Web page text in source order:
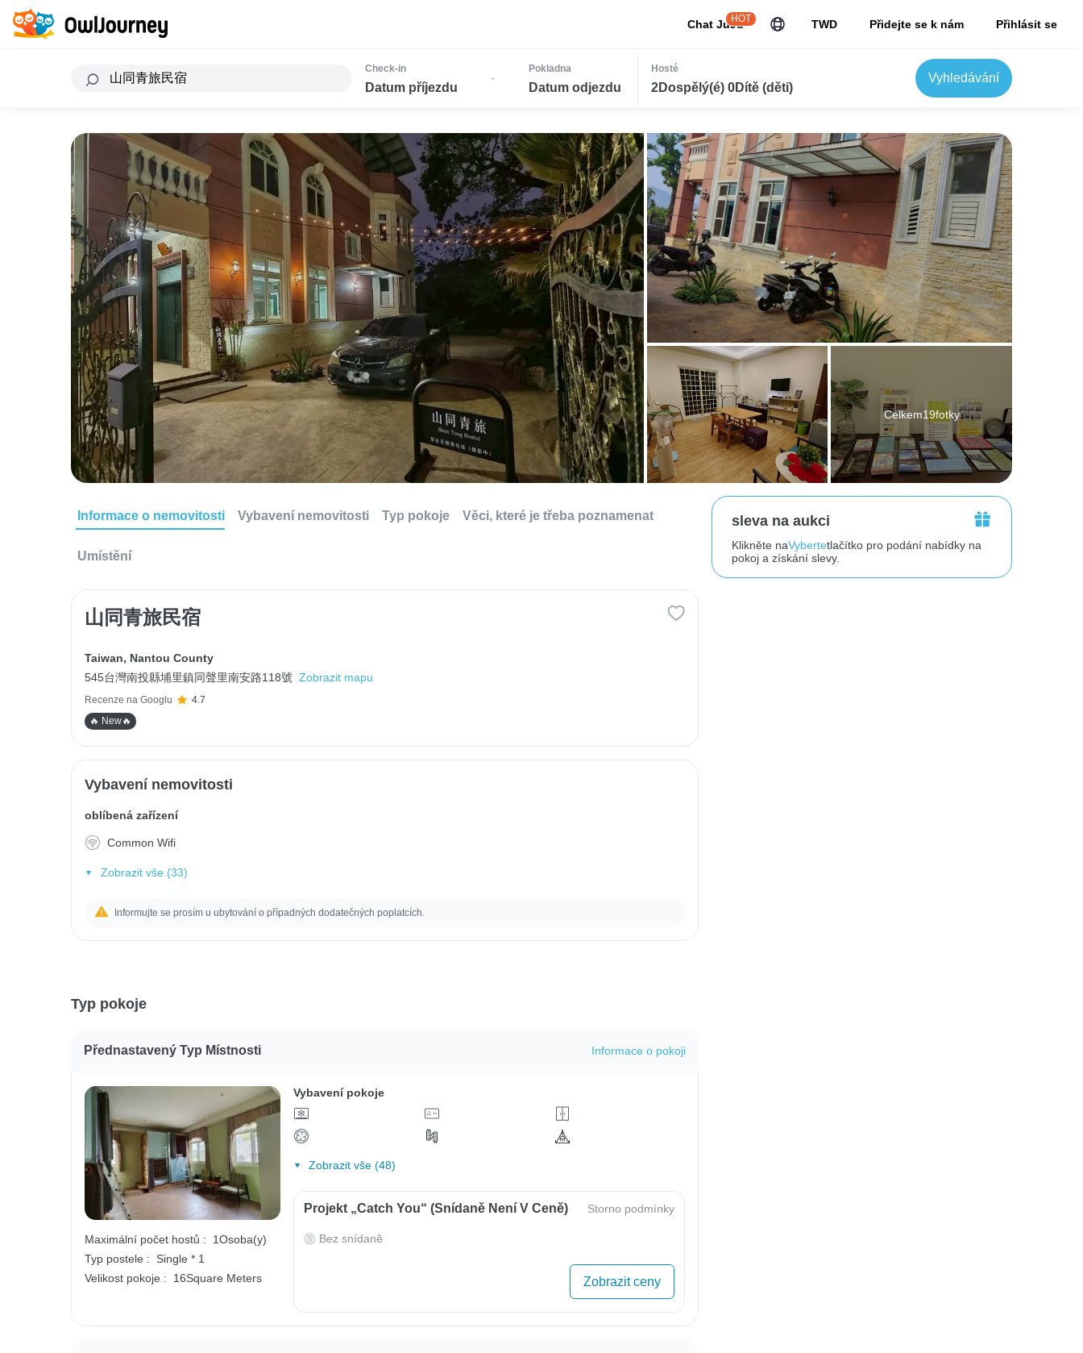
Chat JuJu
HOT TWD Přidejte se k nám Přihlásit se
Check-in
Datum příjezdu
-
Pokladna
Datum odjezdu
Hosté
2Dospělý(é) 0Dítě (děti)
Vyhledávání
Celkem19fotky
Informace o nemovitosti Vybavení nemovitosti Typ pokoje Věci, které je třeba poznamenat
Umístění
山同青旅民宿
Taiwan, Nantou County
545台灣南投縣埔里鎮同聲里南安路118號 Zobrazit mapu
Recenze na Googlu
4.7
🔥 New🔥
Vybavení nemovitosti
oblíbená zařízení
Common Wifi
Zobrazit vše (33)
Informujte se prosím u ubytování o případných dodatečných poplatcích.
Typ pokoje
Přednastavený Typ Místnosti Informace o pokoji
Maximální počet hostů :
1Osoba(y)
Typ postele :
Single * 1
Velikost pokoje :
16Square Meters
Vybavení pokoje
Zobrazit vše (48)
Projekt „Catch You“ (Snídaně Není V Ceně) Storno podmínky
Bez snídaně
Zobrazit ceny
sleva na aukci
Klikněte naVybertetlačítko pro podání nabídky na
pokoj a získání slevy.